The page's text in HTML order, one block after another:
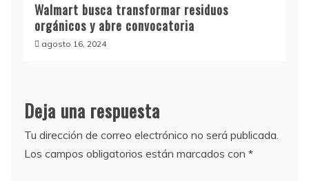
Walmart busca transformar residuos
orgánicos y abre convocatoria
agosto 16, 2024
Deja una respuesta
Tu dirección de correo electrónico no será publicada.
Los campos obligatorios están marcados con *